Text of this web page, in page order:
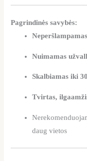
Pagrindinės savybės:
Nuimamas
Skalbiamas iki
Tvirtas,
daug vietos